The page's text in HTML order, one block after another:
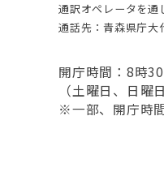
通訳オペレータを通
通話先：青森県庁
開庁時間：8時
（土曜日、日曜
※一部、開庁時